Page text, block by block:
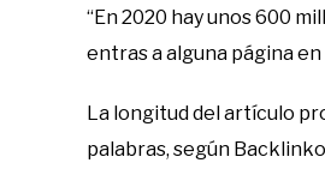
“En 2020 hay unos 600
entras a alguna página
La longitud del artículo
palabras, según